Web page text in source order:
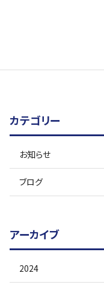
カテゴリー
お知らせ
ブログ
アーカイブ
2024